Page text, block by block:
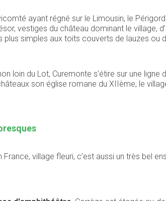
ayant régné sur le Limousin, le
vestiges du château dominant le village,
simples aux toits couverts de lauzes ou
loin du Lot, Curemonte s’étire sur une
son église romane du XIIème, le
village fleuri, c’est aussi un très bel